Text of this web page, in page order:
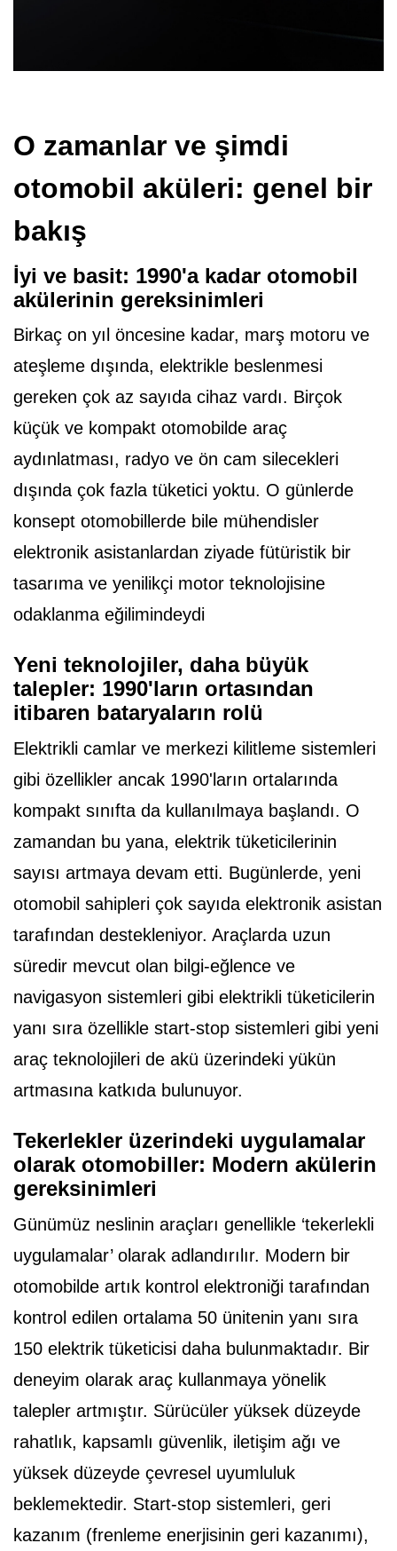
O zamanlar ve şimdi
otomobil aküleri: genel bir
bakış
İyi ve basit: 1990'a kadar otomobil
akülerinin gereksinimleri
Birkaç on yıl öncesine kadar, marş motoru ve
ateşleme dışında, elektrikle beslenmesi
gereken çok az sayıda cihaz vardı. Birçok
küçük ve kompakt otomobilde araç
aydınlatması, radyo ve ön cam silecekleri
dışında çok fazla tüketici yoktu. O günlerde
konsept otomobillerde bile mühendisler
elektronik asistanlardan ziyade fütüristik bir
tasarıma ve yenilikçi motor teknolojisine
odaklanma eğilimindeydi
Yeni teknolojiler, daha büyük
talepler: 1990'ların ortasından
itibaren bataryaların rolü
Elektrikli camlar ve merkezi kilitleme sistemleri
gibi özellikler ancak 1990'ların ortalarında
kompakt sınıfta da kullanılmaya başlandı. O
zamandan bu yana, elektrik tüketicilerinin
sayısı artmaya devam etti. Bugünlerde, yeni
otomobil sahipleri çok sayıda elektronik asistan
tarafından destekleniyor. Araçlarda uzun
süredir mevcut olan bilgi-eğlence ve
navigasyon sistemleri gibi elektrikli tüketicilerin
yanı sıra özellikle start-stop sistemleri gibi yeni
araç teknolojileri de akü üzerindeki yükün
artmasına katkıda bulunuyor.
Tekerlekler üzerindeki uygulamalar
olarak otomobiller: Modern akülerin
gereksinimleri
Günümüz neslinin araçları genellikle ‘tekerlekli
uygulamalar’ olarak adlandırılır. Modern bir
otomobilde artık kontrol elektroniği tarafından
kontrol edilen ortalama 50 ünitenin yanı sıra
150 elektrik tüketicisi daha bulunmaktadır. Bir
deneyim olarak araç kullanmaya yönelik
talepler artmıştır. Sürücüler yüksek düzeyde
rahatlık, kapsamlı güvenlik, iletişim ağı ve
yüksek düzeyde çevresel uyumluluk
beklemektedir. Start-stop sistemleri, geri
kazanım (frenleme enerjisinin geri kazanımı),